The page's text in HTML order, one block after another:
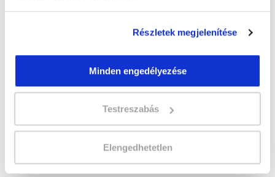
Részletek megjelenítése
Minden engedélyezése
Testreszabás
Elengedhetetlen
Vizsgadíj várható összege
A csoport a meghirdetett időpontban
biztosan indul!
Lehet még jelentkezni?
Jelentkezem!